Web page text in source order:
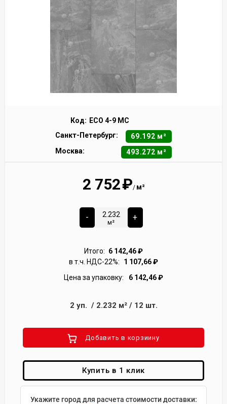
Код: ECO 4-9 MC
Санкт-Петербург:
69.192 м²
Москва:
493.272 м²
2 752₽/ м²
-
м²
+
Итого: 6 142,46₽
в т.ч. НДС-22%:
1 107,66₽
Цена за упаковку:
6 142,46₽
2 уп. / 2.232 м²/ 12 шт.
Добавить в корзиину
Купить в 1 клик
Укажите город для расчета стоимости доставки: